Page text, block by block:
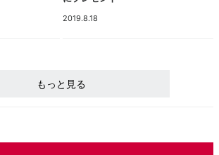
2019.8.18
もっと見る